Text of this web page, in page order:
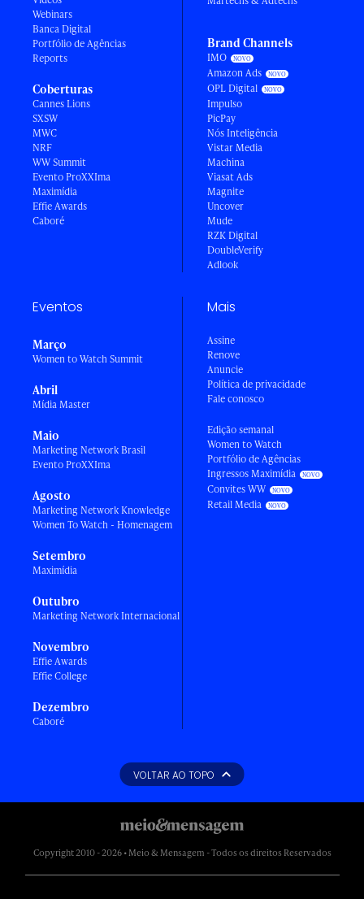
Webinars
Banca Digital
Portfólio de Agências
Reports
Coberturas
Cannes Lions
SXSW
MWC
NRF
WW Summit
Evento ProXXIma
Maximídia
Effie Awards
Caboré
Brand Channels
IMO
Amazon Ads
OPL Digital
Impulso
PicPay
Nós Inteligência
Vistar Media
Machina
Viasat Ads
Magnite
Uncover
Mude
RZK Digital
DoubleVerify
Adlook
Eventos
Março
Women to Watch Summit
Abril
Mídia Master
Maio
Marketing Network Brasil
Evento ProXXIma
Agosto
Marketing Network Knowledge
Women To Watch - Homenagem
Setembro
Maximídia
Outubro
Marketing Network Internacional
Novembro
Effie Awards
Effie College
Dezembro
Caboré
Mais
Assine
Renove
Anuncie
Política de privacidade
Fale conosco
Edição semanal
Women to Watch
Portfólio de Agências
Ingressos Maximídia
Convites WW
Retail Media
VOLTAR AO TOPO
Copyright 2010 - 2026 • Meio & Mensagem - Todos os direitos Reservados